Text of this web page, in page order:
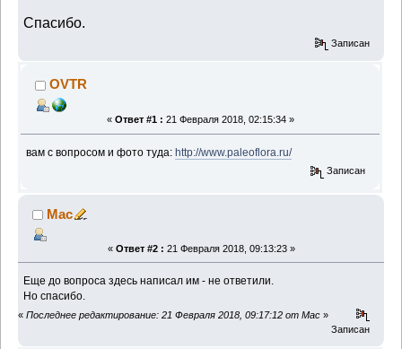
Спасибо.
Записан
OVTR
« Ответ #1 : 21 Февраля 2018, 02:15:34 »
вам с вопросом и фото туда: http://www.paleoflora.ru/
Записан
Mac
« Ответ #2 : 21 Февраля 2018, 09:13:23 »
Еще до вопроса здесь написал им - не ответили.
Но спасибо.
« Последнее редактирование: 21 Февраля 2018, 09:17:12 от Mac »
Записан